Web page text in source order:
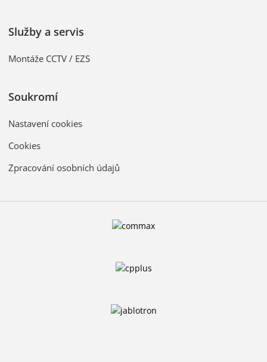
Služby a servis
Montáže CCTV / EZS
Soukromí
Nastavení cookies
Cookies
Zpracování osobních údajů